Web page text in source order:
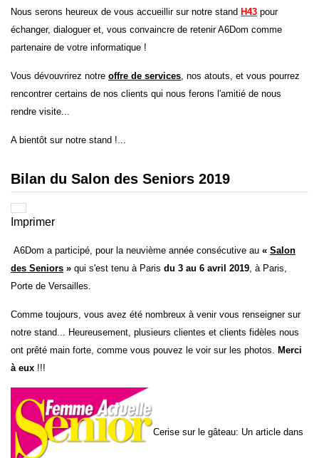
Nous serons heureux de vous accueillir sur notre stand H43 pour
échanger, dialoguer et, vous convaincre de retenir A6Dom comme
partenaire de votre informatique !
Vous dévouvrirez notre offre de services, nos atouts, et vous pourrez
rencontrer certains de nos clients qui nous ferons l'amitié de nous
rendre visite...
A bientôt sur notre stand !...
Bilan du Salon des Seniors 2019
Imprimer
A6Dom a participé, pour la neuvième année consécutive au « Salon
des Seniors » qui s'est tenu à Paris du 3 au 6 avril 2019, à Paris,
Porte de Versailles.
Comme toujours, vous avez été nombreux à venir vous renseigner sur
notre stand... Heureusement, plusieurs clientes et clients fidèles nous
ont prêté main forte, comme vous pouvez le voir sur les photos. Merci
à eux !!!
Cerise sur le gâteau: Un article dans